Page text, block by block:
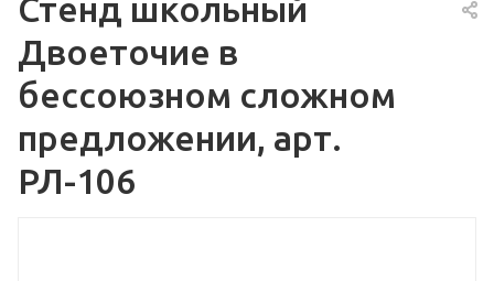
Стенд школьный
Двоеточие в
бессоюзном сложном
предложении, арт.
РЛ-106